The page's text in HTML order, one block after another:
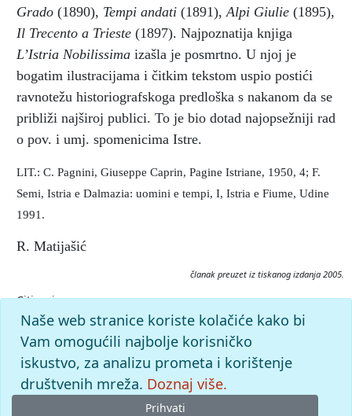
Grado (1890), Tempi andati (1891), Alpi Giulie (1895),
Il Trecento a Trieste (1897). Najpoznatija knjiga
L’Istria Nobilissima izašla je posmrtno. U njoj je
bogatim ilustracijama i čitkim tekstom uspio postići
ravnotežu historiografskoga predloška s nakanom da se
približi najširoj publici. To je bio dotad najopsežniji rad
o pov. i umj. spomenicima Istre.
LIT.: C. Pagnini, Giuseppe Caprin, Pagine Istriane, 1950, 4; F.
Semi, Istria e Dalmazia: uomini e tempi, I, Istria e Fiume, Udine
1991.
R. Matijašić
članak preuzet iz tiskanog izdanja 2005.
Citiranje:
Caprin, Giuseppe.Istarska enciklopedija (2005), mrežno
Leksikografski zavod Miroslav Krleža, 2026.
Pristupljeno 8.8.2026. <https://istra.lzmk.hr/clanak/caprin-
giuseppe>.
Naše web stranice koriste kolačiće kako bi
Vam omogućili najbolje korisničko
iskustvo, za analizu prometa i korištenje
društvenih mreža. Doznaj više.
Prihvati